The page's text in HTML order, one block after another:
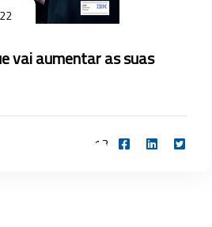
vai aumentar as suas
13